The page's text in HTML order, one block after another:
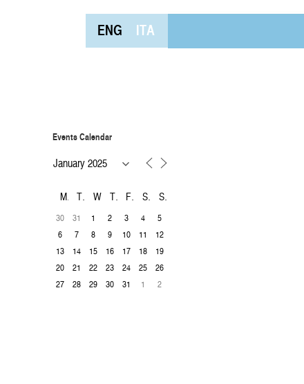
ENG ITA
Events Calendar
M T W T F S S
30 31 1 2 3 4
5
6
7 8 9 10 11
12
13
14 15 16 17 18
19
20
21 22 23 24 25
26
27
28 29 30 31 1 2